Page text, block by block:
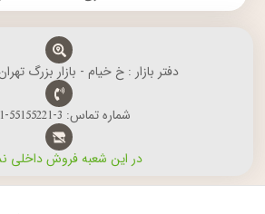
دفتر بازار : خ خیام - بازار بزرگ
شماره تماس: 3-55155221-021
در این شعبه فروش داخلی